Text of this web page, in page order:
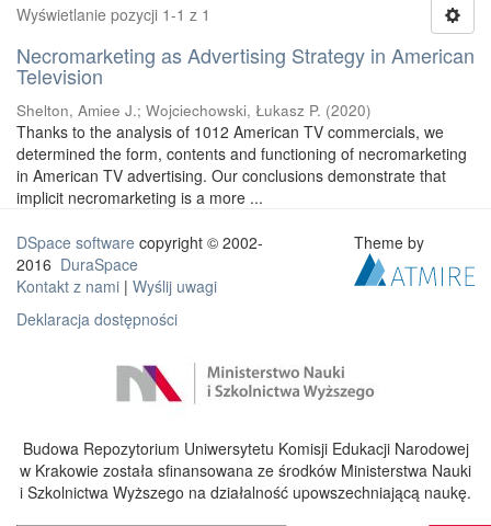
Wyświetlanie pozycji 1-1 z 1
Necromarketing as Advertising Strategy in American
Television
Shelton, Amiee J.; Wojciechowski, Łukasz P. (2020)
Thanks to the analysis of 1012 American TV commercials, we
determined the form, contents and functioning of necromarketing
in American TV advertising. Our conclusions demonstrate that
implicit necromarketing is a more ...
DSpace software copyright © 2002-
2016 DuraSpace
Kontakt z nami | Wyślij uwagi
Deklaracja dostępności
Theme by
Budowa Repozytorium Uniwersytetu Komisji Edukacji Narodowej
w Krakowie została sfinansowana ze środków Ministerstwa Nauki
i Szkolnictwa Wyższego na działalność upowszechniającą naukę.